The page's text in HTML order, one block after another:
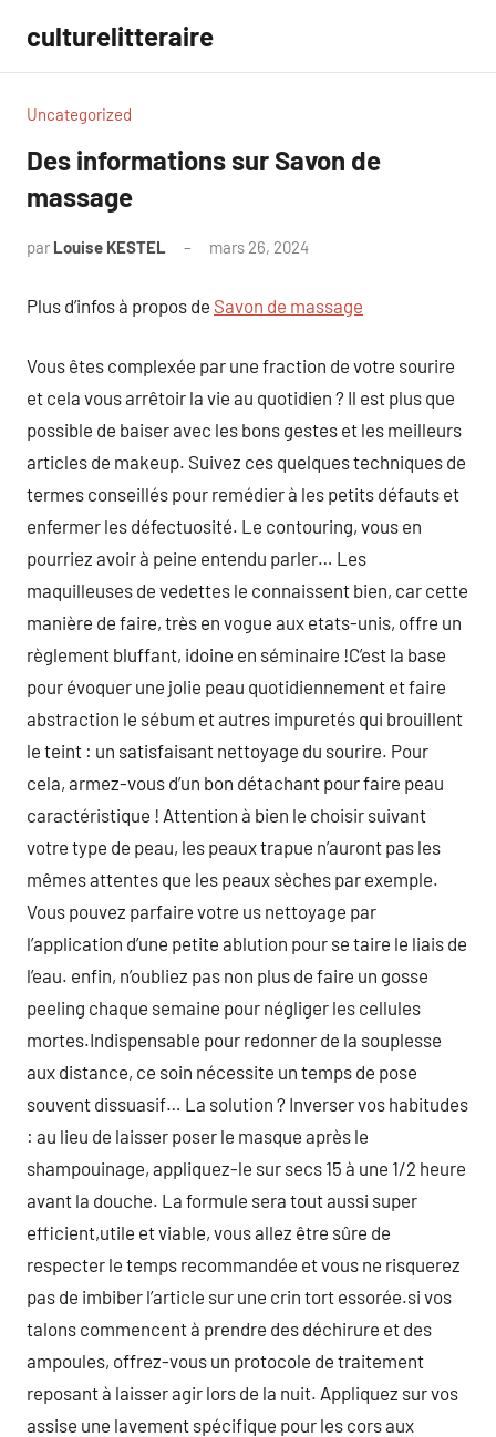
contenu
culturelitteraire
Uncategorized
Des informations sur Savon de
massage
par Louise KESTEL mars 26, 2024
Plus d’infos à propos de Savon de massage
Vous êtes complexée par une fraction de votre sourire
et cela vous arrêtoir la vie au quotidien ? Il est plus que
possible de baiser avec les bons gestes et les meilleurs
articles de makeup. Suivez ces quelques techniques de
termes conseillés pour remédier à les petits défauts et
enfermer les défectuosité. Le contouring, vous en
pourriez avoir à peine entendu parler… Les
maquilleuses de vedettes le connaissent bien, car cette
manière de faire, très en vogue aux etats-unis, offre un
règlement bluffant, idoine en séminaire !C’est la base
pour évoquer une jolie peau quotidiennement et faire
abstraction le sébum et autres impuretés qui brouillent
le teint : un satisfaisant nettoyage du sourire. Pour
cela, armez-vous d’un bon détachant pour faire peau
caractéristique ! Attention à bien le choisir suivant
votre type de peau, les peaux trapue n’auront pas les
mêmes attentes que les peaux sèches par exemple.
Vous pouvez parfaire votre us nettoyage par
l’application d’une petite ablution pour se taire le liais de
l’eau. enfin, n’oubliez pas non plus de faire un gosse
peeling chaque semaine pour négliger les cellules
mortes.Indispensable pour redonner de la souplesse
aux distance, ce soin nécessite un temps de pose
souvent dissuasif… La solution ? Inverser vos habitudes
: au lieu de laisser poser le masque après le
shampouinage, appliquez-le sur secs 15 à une 1/2 heure
avant la douche. La formule sera tout aussi super
efficient,utile et viable, vous allez être sûre de
respecter le temps recommandée et vous ne risquerez
pas de imbiber l’article sur une crin tort essorée.si vos
talons commencent à prendre des déchirure et des
ampoules, offrez-vous un protocole de traitement
reposant à laisser agir lors de la nuit. Appliquez sur vos
assise une lavement spécifique pour les cors aux